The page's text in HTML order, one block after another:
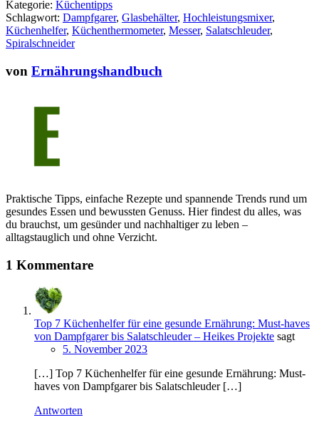
Gesundheit
Kategorie: Küchentipps
Schlagwort: Dampfgarer, Glasbehälter, Hochleistungsmixer,
Küchenhelfer, Küchenthermometer, Messer, Salatschleuder,
Spiralschneider
von Ernährungshandbuch
Praktische Tipps, einfache Rezepte und spannende Trends rund um
gesundes Essen und bewussten Genuss. Hier findest du alles, was
du brauchst, um gesünder und nachhaltiger zu leben –
alltagstauglich und ohne Verzicht.
1 Kommentare
Top 7 Küchenhelfer für eine gesunde Ernährung: Must-haves
von Dampfgarer bis Salatschleuder – Heikes Projekte sagt
5. November 2023
[…] Top 7 Küchenhelfer für eine gesunde Ernährung: Must-
haves von Dampfgarer bis Salatschleuder […]
Antworten